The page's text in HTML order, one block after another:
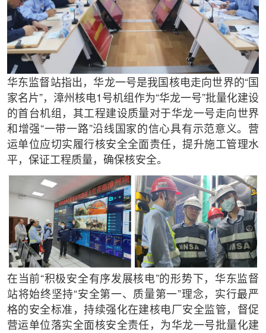
华东监督站指出，华龙一号是我国核电走向世界的“国
家名片”，漳州核电1号机组作为“华龙一号”批量化建设
的首台机组，其工程建设质量对于华龙一号走向世界
和增强“一带一路”沿线国家的信心具有示范意义。营
运单位应切实履行核安全全面责任，提升施工管理水
平，保证工程质量，确保核安全。
在当前“积极安全有序发展核电”的形势下，华东监督
站将始终坚持“安全第一、质量第一”理念，实行最严
格的安全标准，持续强化在建核电厂安全监管，督促
营运单位落实全面核安全责任，为华龙一号批量化建